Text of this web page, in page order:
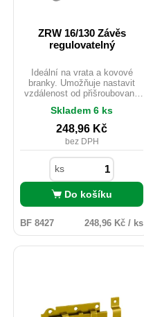
ZRW 16/130 Závěs
regulovatelný
Ideální na vrata a kovové
branky. Umožňuje nastavit
vzdálenost od přišroubované
Skladem 6 ks
248,96 Kč
bez DPH
ks
Do košíku
BF 8427 248,96 Kč / ks